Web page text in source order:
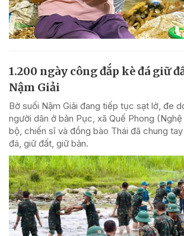
1.200 ngày công đắp kè đá giữ
Nậm Giải
Bờ suối Nậm Giải đang tiếp tục sạt lở, đe
người dân ở bản Pục, xã Quế Phong
bộ, chiến sĩ và đồng bào Thái đã chung
đá, giữ đất, giữ bản.